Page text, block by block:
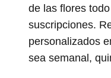
de las flores
suscripciones.
personalizados
sea semanal,